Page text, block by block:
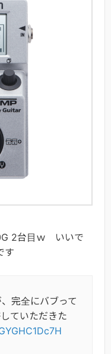
2台目ｗ いいで
す
完全にバブって
ていただきた